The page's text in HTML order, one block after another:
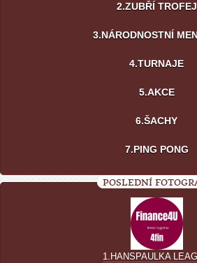
2.ZUBŘÍ TROFEJ
3.NÁRODNOSTNÍ
4.TURNAJE
5.AKCE
6.ŠACHY
7.PING PONG
POSLEDNÍ
1.HANSPAULKA